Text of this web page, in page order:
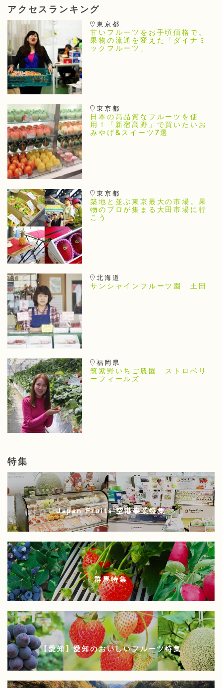
アクセスランキング
東京都
甘いフルーツをお手頃価格で。
果物の流通を変えた「ダイナミ
ックフルーツ」
東京都
日本の高品質なフルーツを使
用！「新宿高野」で買いたいお
みやげ&スイーツ7選
東京都
築地と並ぶ東京最大の市場。果
物のプロが集まる大田市場に行
こう
北海道
サンシャインフルーツ園 土田
福岡県
筑紫野いちご農園 ストロベリ
ーフィールズ
特集
Japan Fruits 空港事業特集
群馬特集
【愛知】愛知のおいしいフルーツ特集